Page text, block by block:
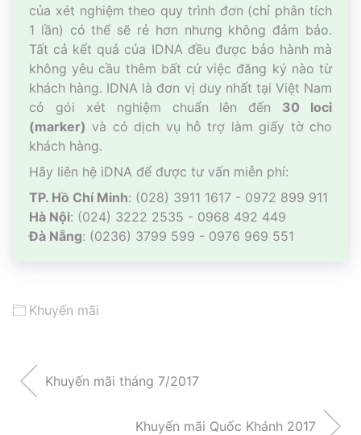
của xét nghiệm theo quy trình đơn (chỉ phân tích
1 lần) có thể sẽ rẻ hơn nhưng không đảm bảo.
Tất cả kết quả của IDNA đều được bảo hành mà
không yêu cầu thêm bất cứ việc đăng ký nào từ
khách hàng. IDNA là đơn vị duy nhất tại Việt Nam
có gói xét nghiệm chuẩn lên đến 30 loci
(marker) và có dịch vụ hỗ trợ làm giấy tờ cho
khách hàng.
Hãy liên hệ iDNA để được tư vấn miễn phí:
TP. Hồ Chí Minh: (028) 3911 1617 - 0972 899 911
Hà Nội: (024) 3222 2535 - 0968 492 449
Đà Nẵng: (0236) 3799 599 - 0976 969 551
Khuyến mãi
Khuyến mãi tháng 7/2017
Khuyến mãi Quốc Khánh 2017